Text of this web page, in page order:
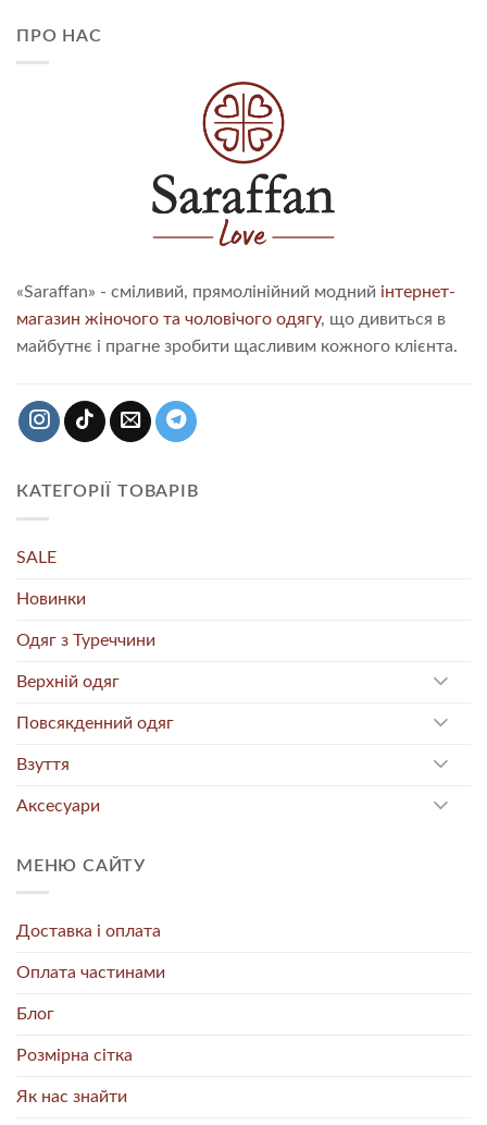
ПРО НАС
«Saraffan» - сміливий, прямолінійний модний інтернет-
магазин жіночого та чоловічого одягу, що дивиться в
майбутнє і прагне зробити щасливим кожного клієнта.
КАТЕГОРІЇ ТОВАРІВ
SALE
Новинки
Одяг з Туреччини
Верхній одяг
Повсякденний одяг
Взуття
Аксесуари
МЕНЮ САЙТУ
Доставка і оплата
Оплата частинами
Блог
Розмірна сітка
Як нас знайти